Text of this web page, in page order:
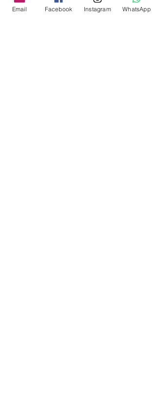
Clique aqui
Email Facebook Instagram WhatsApp